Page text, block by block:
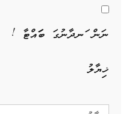
ނަން ހަނދާނުގަ ބަހައްޓާ !
ޚިޔާލު